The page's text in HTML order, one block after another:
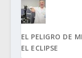
EL PELIGRO DE
EL ECLIPSE